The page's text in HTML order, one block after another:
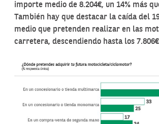
importe medio de 8.204€, un 14% más
También hay que destacar la caída del
medio que pretenden realizar en las
carretera, descendiendo hasta los